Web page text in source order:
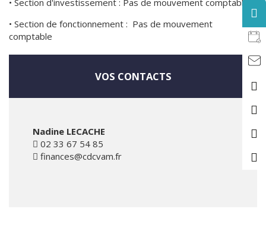
• Section d'investissement : Pas de mouvement comptable
• Section de fonctionnement : Pas de mouvement
comptable
VOS CONTACTS
Nadine LECACHE
02 33 67 54 85
finances@cdcvam.fr